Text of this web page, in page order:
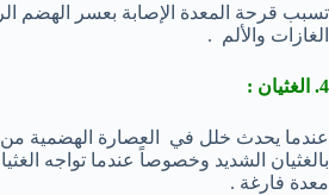
تسبب قرحة المعدة الإصابة بعسر الهضم
الغازات والألم .
4. الغثيان :
عندما يحدث خلل في العصارة الهضمية
بالغثيان الشديد وخصوصاً عندما تواجه
معدة فارغة .